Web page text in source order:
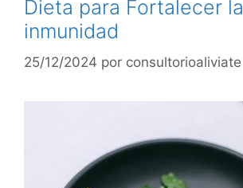
Dieta para Fortalecer la
inmunidad
25/12/2024 por consultorioaliviate